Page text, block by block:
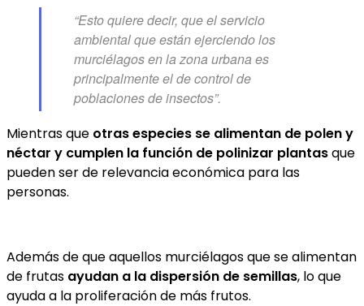
“Esto quiere decir, que el servicio
ambiental que están ejerciendo los
murciélagos en la zona urbana es
principalmente el de control de
poblaciones de insectos”.
Mientras que otras especies se alimentan de polen y
néctar y cumplen la función de polinizar plantasque
pueden ser de relevancia económica para las
personas.
Además de que aquellos murciélagos que se alimentan
de frutas ayudan a la dispersión de semillas, lo que
ayuda a la proliferación de más frutos.